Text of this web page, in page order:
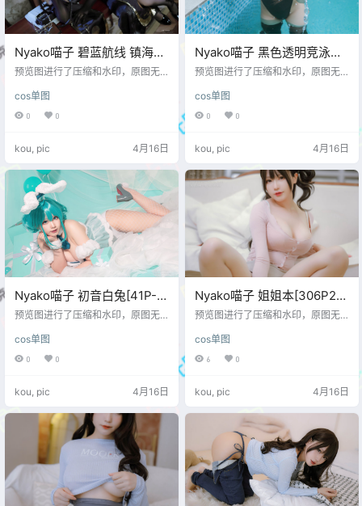
Nyako喵子 碧蓝航线 镇海
[46P-378MB]
预览图进行了压缩和水印，原图无
cos单图
0 0
kou, pic 4月16日
Nyako喵子 黑色透明竞泳
[134P-707MB]
预览图进行了压缩和水印，原图无
cos单图
0 0
kou, pic 4月16日
Nyako喵子 初音白兔[41P-
323MB]
预览图进行了压缩和水印，原图无
cos单图
0 0
kou, pic 4月16日
Nyako喵子 姐姐本[306P2V-
2.42G]
预览图进行了压缩和水印，原图无
cos单图
6 0
kou, pic 4月16日